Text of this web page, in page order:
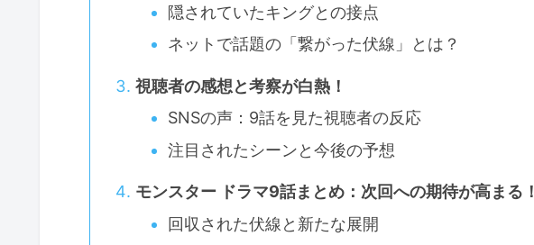
隠されていたキングとの接点
ネットで話題の「繋がった伏線」とは？
視聴者の感想と考察が白熱！
SNSの声：9話を見た視聴者の反応
注目されたシーンと今後の予想
モンスター ドラマ9話まとめ：次回への期待が高まる！
回収された伏線と新たな展開